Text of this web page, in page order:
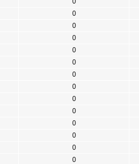
0
0
0
0
0
0
0
0
0
0
0
0
0